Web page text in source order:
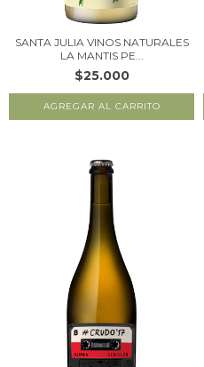
SANTA JULIA VINOS NATURALES
LA MANTIS PE...
$25.000